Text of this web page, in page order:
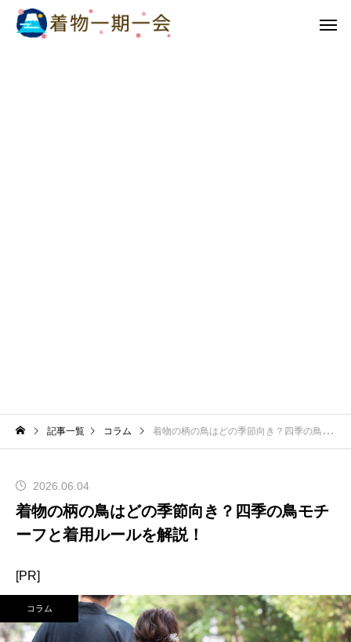
記事一覧 コラム 着物の柄の鳥はどの季節向き？四季の鳥モチーフと着用ルールを解説！
2026.06.04
着物の柄の鳥はどの季節向き？四季の鳥モチ
ーフと着用ルールを解説！
[PR]
コラム